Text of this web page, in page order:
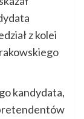
z kolei
kandydata,